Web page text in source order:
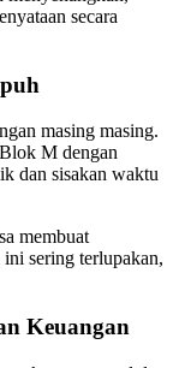
secara
masing masing.
M dengan
dan sisakan waktu
membuat
sering terlupakan,
Keuangan